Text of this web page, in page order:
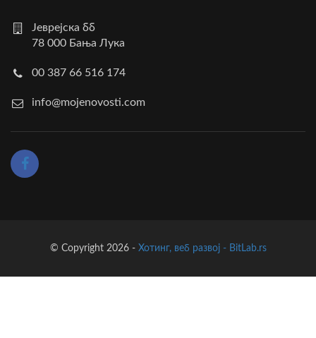
Јеврејска бб
78 000 Бања Лука
00 387 66 516 174
info@mojenovosti.com
© Copyright 2026 - Хотинг, веб развој - BitLab.rs